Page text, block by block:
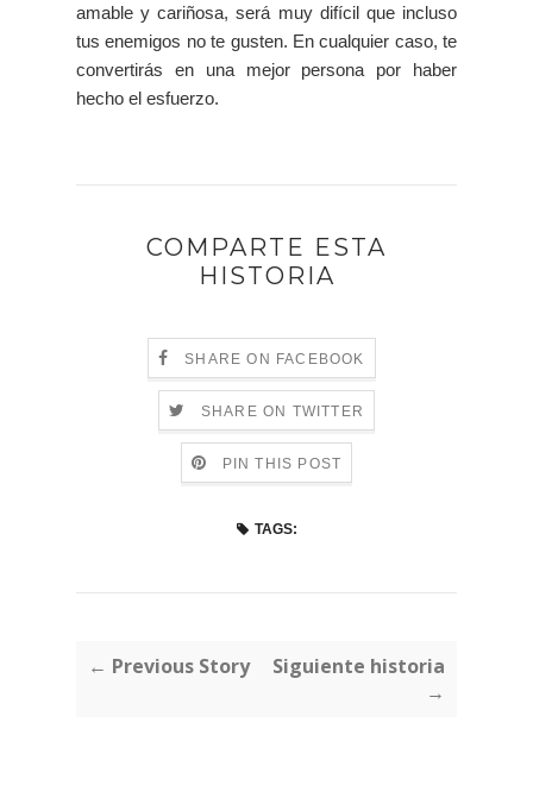
amable y cariñosa, será muy difícil que incluso
tus enemigos no te gusten. En cualquier caso, te
convertirás en una mejor persona por haber
hecho el esfuerzo.
COMPARTE ESTA
HISTORIA
SHARE ON FACEBOOK
SHARE ON TWITTER
PIN THIS POST
TAGS:
← Previous Story
Siguiente historia
→